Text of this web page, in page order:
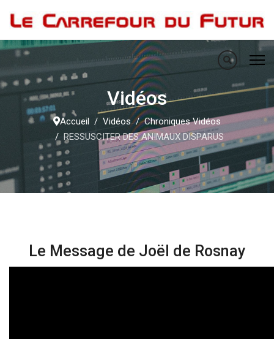
Vidéos
Accueil Vidéos
Chroniques Vidéos
RESSUSCITER DES ANIMAUX DISPARUS
Le Message de Joël de Rosnay